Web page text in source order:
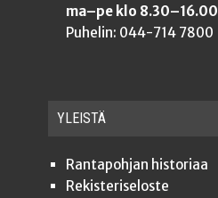
ma–pe klo 8.30–16.00
Puhelin: 044-714 7800
YLEISTÄ
Ran­ta­poh­jan historiaa
Rekis­te­ri­se­los­te